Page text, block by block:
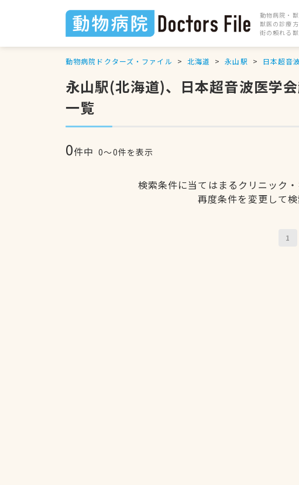
動物病院・
獣医の診療
街の頼れる
動物病院ドクターズ・ファイル 北海道 永山駅 日本超音
永山駅(北海道)、日本超音波医学
一覧
0件中 0〜0件を表示
検索条件に当てはまるクリニック
再度条件を変更して検
1